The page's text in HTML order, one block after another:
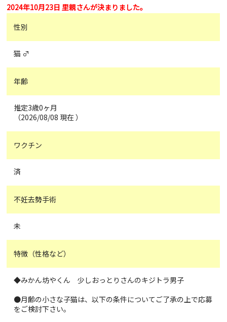
2024年10月23日 里親さんが決まりました。
性別
猫 ♂
年齢
推定3歳0ヶ月
（2026/08/08 現在 ）
ワクチン
済
不妊去勢手術
未
特徴（性格など）
◆みかん坊やくん 少しおっとりさんのキジトラ男子
●月齢の小さな子猫は、以下の条件についてご了承の上で応募
をご検討下さい。